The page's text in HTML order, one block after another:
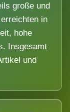
große und
in
hohe
Insgesamt
und